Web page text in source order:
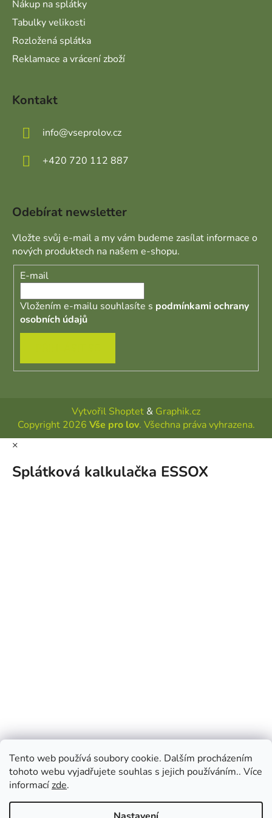
Tento web používá soubory cookie. Dalším procházením
tohoto webu vyjadřujete souhlas s jejich používáním.. Více
informacízde.
Nákup na splátky
Tabulky velikosti
Rozložená splátka
Reklamace a vrácení zboží
Kontakt
info@vseprolov.cz
+420 720 112 887
Odebírat newsletter
Vložte svůj e-mail a my vám budeme zasílat informace o
nových produktech na našem e-shopu.
E-mail
Vložením e-mailu souhlasíte s podmínkami ochrany
osobních údajů
Vytvořil Shoptet & Graphik.cz
Copyright 2026 Vše pro lov. Všechna práva vyhrazena.
×
Splátková kalkulačka ESSOX